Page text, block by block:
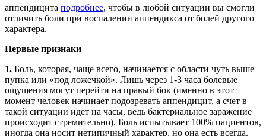
аппендицита подробнее, чтобы в любой ситуации вы смогли
отличить боли при воспалении аппендикса от болей другого
характера.
Первые признаки
1. Боль, которая, чаще всего, начинается с области чуть выше
пупка или «под ложечкой». Лишь через 1-3 часа болевые
ощущения могут перейти на правый бок (именно в этот
момент человек начинает подозревать аппендицит, а счет в
такой ситуации идет на часы, ведь бактериальное заражение
происходит стремительно). Боль испытывает 100% пациентов,
иногда она носит нетипичный характер, но она есть всегда.